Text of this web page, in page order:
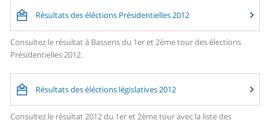
Résultats des éléctions Présidentielles 2012
Consultez le résultat à Bassens du 1er et 2ème tour des élections
Présidentielles 2012.
Résultats des éléctions législatives 2012
Consultez le résultat 2012 du 1er et 2ème tour avec la liste des